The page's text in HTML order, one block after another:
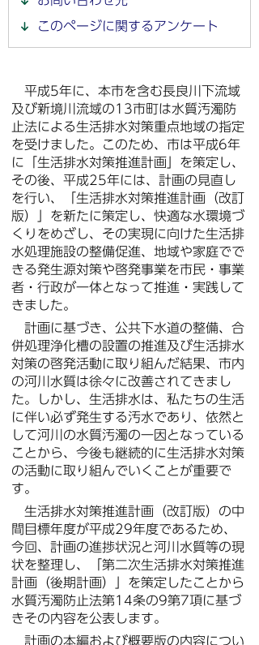
このページに関するアンケート
平成5年に、本市を含む長良川下流域
及び新境川流域の13市町は水質汚濁防
止法による生活排水対策重点地域の指定
を受けました。このため、市は平成6年
に「生活排水対策推進計画」を策定し、
その後、平成25年には、計画の見直し
を行い、「生活排水対策推進計画（改訂
版）」を新たに策定し、快適な水環境づ
くりをめざし、その実現に向けた生活排
水処理施設の整備促進、地域や家庭でで
きる発生源対策や啓発事業を市民・事業
者・行政が一体となって推進・実践して
きました。
計画に基づき、公共下水道の整備、合
併処理浄化槽の設置の推進及び生活排水
対策の啓発活動に取り組んだ結果、市内
の河川水質は徐々に改善されてきまし
た。しかし、生活排水は、私たちの生活
に伴い必ず発生する汚水であり、依然と
して河川の水質汚濁の一因となっている
ことから、今後も継続的に生活排水対策
の活動に取り組んでいくことが重要で
す。
生活排水対策推進計画（改訂版）の中
間目標年度が平成29年度であるため、
今回、計画の進捗状況と河川水質等の現
状を整理し、「第二次生活排水対策推進
計画（後期計画）」を策定したことから
水質汚濁防止法第14条の9第7項に基づ
きその内容を公表します。
計画の本編および概要版の内容につい